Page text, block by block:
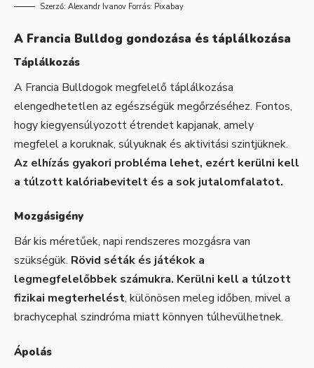
Szerző: Alexandr Ivanov Forrás: Pixabay
A Francia Bulldog gondozása és táplálkozása
Táplálkozás
A Francia Bulldogok megfelelő táplálkozása
elengedhetetlen az egészségük megőrzéséhez. Fontos,
hogy kiegyensúlyozott étrendet kapjanak, amely
megfelel a koruknak, súlyuknak és aktivitási szintjüknek.
Az elhízás gyakori probléma lehet, ezért kerülni kell
a túlzott kalóriabevitelt és a sok jutalomfalatot.
Mozgásigény
Bár kis méretűek, napi rendszeres mozgásra van
szükségük. Rövid séták és játékok a
legmegfelelőbbek számukra. Kerülni kell a túlzott
fizikai megterhelést, különösen meleg időben, mivel a
brachycephal szindróma miatt könnyen túlhevülhetnek.
Ápolás